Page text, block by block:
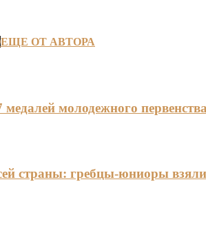
ЕЩЕ ОТ АВТОРА
молодежного
страны: гребцы-юниоры